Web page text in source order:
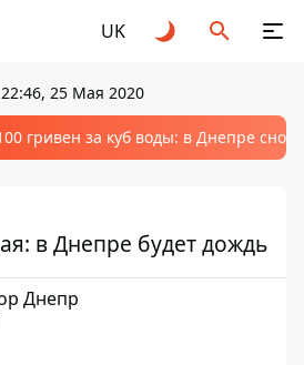
UK
22:46, 25 Мая 2020
гривен за куб воды: в Днепре
в Днепре будет дождь
Днепр